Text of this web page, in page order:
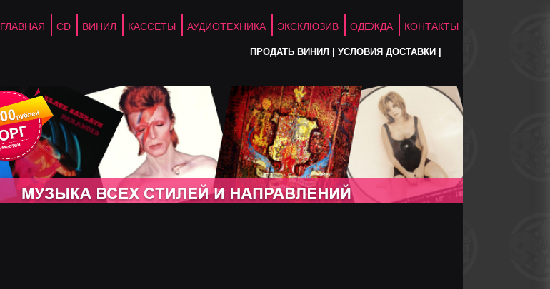
ГЛАВНАЯ CD ВИНИЛ КАССЕТЫ АУДИОТЕХНИКА ЭКСКЛЮЗИВ ОДЕЖДА КОНТАКТЫ
ПРОДАТЬ ВИНИЛ УСЛОВИЯ ДОСТАВКИ